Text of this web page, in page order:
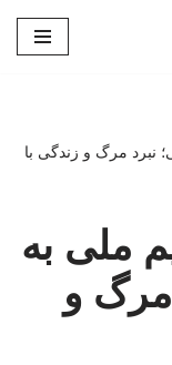
نبرد مرگ و زندگی با
ملی به
مرگ و